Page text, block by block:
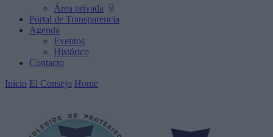
Área privada
Portal de Transparencia
Agenda
Eventos
Histórico
Contacto
Inicio El Consejo Home